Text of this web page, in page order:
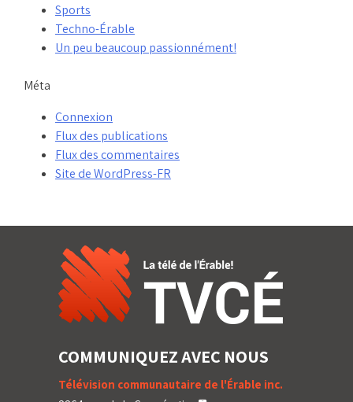
Sports
Techno-Érable
Un peu beaucoup passionnément!
Méta
Connexion
Flux des publications
Flux des commentaires
Site de WordPress-FR
COMMUNIQUEZ AVEC NOUS
Télévision communautaire de l'Érable inc.